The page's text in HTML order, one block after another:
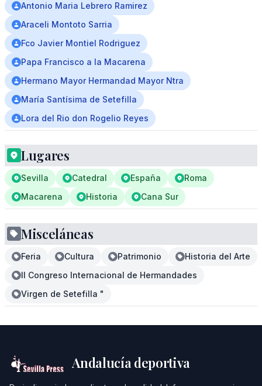
Antonio Maria Lebrero Ramirez
Araceli Montoto Sarria
Fco Javier Montiel Rodriguez
Papa Francisco a la Macarena
Hermano Mayor Hermandad Mayor Ntra
María Santísima de Setefilla
Lora del Rio don Rogelio Reyes
Lugares
Sevilla Catedral España
Roma
Macarena
Historia Cana Sur
Misceláneas
Feria Cultura Patrimonio
Historia del Arte
II Congreso Internacional de Hermandades
Virgen de Setefilla "
Andalucía deportiva